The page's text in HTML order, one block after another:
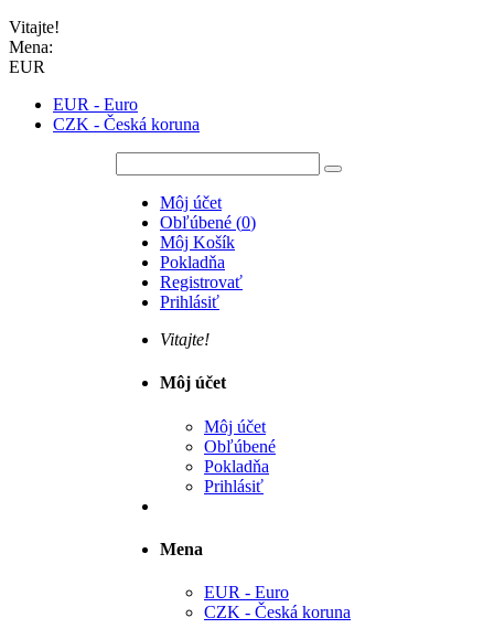
Vitajte!
Mena:
EUR
EUR - Euro
CZK - Česká koruna
Môj účet
Obľúbené (0)
Môj Košík
Pokladňa
Registrovať
Prihlásiť
Vitajte!
Môj účet
Môj účet
Obľúbené
Pokladňa
Prihlásiť
Mena
EUR - Euro
CZK - Česká koruna